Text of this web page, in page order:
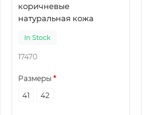
коричневые
натуральная кожа
In Stock
17470
Размеры
41
42